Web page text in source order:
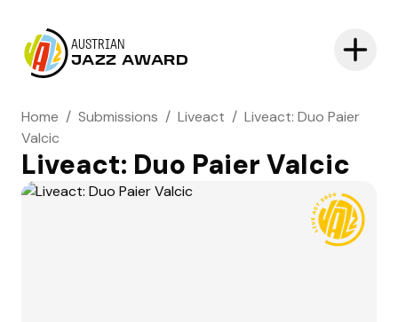
AUSTRIAN
JAZZ AWARD
Home / Submissions / Liveact / Liveact: Duo Paier
Valcic
Liveact: Duo Paier Valcic